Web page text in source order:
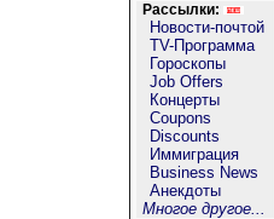
Рассылки:
Новости-почтой
TV-Программа
Гороскопы
Job Offers
Концерты
Coupons
Discounts
Иммиграция
Business News
Анекдоты
Многое другое...